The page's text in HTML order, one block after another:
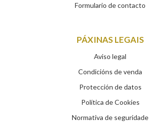
Formulario de contacto
PÁXINAS LEGAIS
Aviso legal
Condicións de venda
Protección de datos
Política de Cookies
Normativa de seguridade